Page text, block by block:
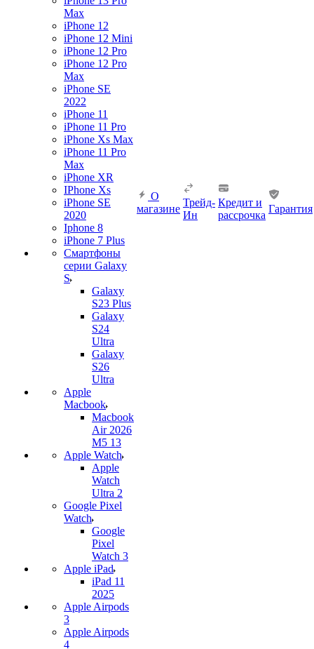
Max
iPhone 12
iPhone 12 Mini
iPhone 12 Pro
iPhone 12 Pro
Max
iPhone SE
2022
iPhone 11
iPhone 11 Pro
iPhone Xs Max
iPhone 11 Pro
Max
iPhone XR
IPhone Xs
iPhone SE
2020
Iphone 8
iPhone 7 Plus
Смартфоны
серии Galaxy
S
Galaxy
S23 Plus
Galaxy
S24
Ultra
Galaxy
S26
Ultra
Apple
Macbook
Macbook
Air 2026
M5 13
Apple Watch
Apple
Watch
Ultra 2
Google Pixel
Watch
Google
Pixel
Watch 3
Apple iPad
iPad 11
2025
Apple Airpods
3
Apple Airpods
4
О
магазине
Трейд-
Ин
Кредит и
рассрочка
Гарантия